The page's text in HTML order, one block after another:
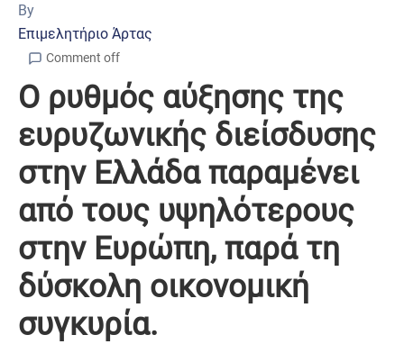
By
Επιμελητήριο Άρτας
Comment off
Ο ρυθμός αύξησης της
ευρυζωνικής διείσδυσης
στην Ελλάδα παραμένει
από τους υψηλότερους
στην Ευρώπη, παρά τη
δύσκολη οικονομική
συγκυρία.